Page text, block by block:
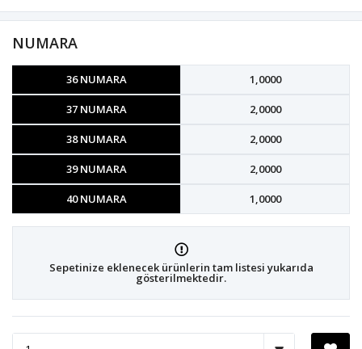
NUMARA
36 NUMARA 1,0000
37 NUMARA 2,0000
38 NUMARA 2,0000
39 NUMARA 2,0000
40 NUMARA 1,0000
Sepetinize eklenecek ürünlerin tam listesi yukarıda
gösterilmektedir.